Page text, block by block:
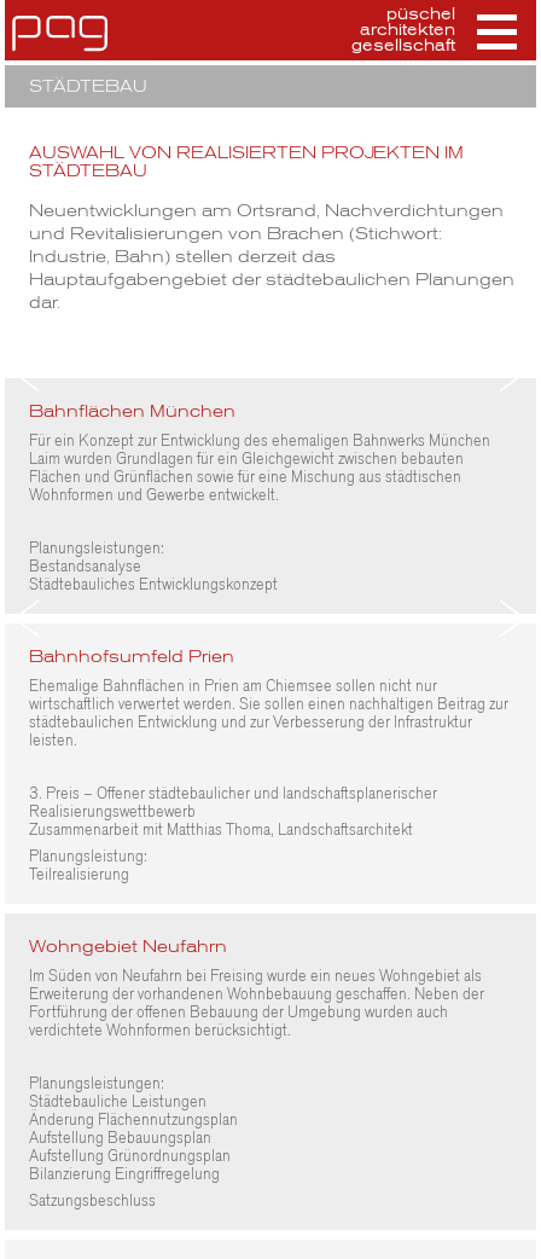
püschel
architekten
gesellschaft
STÄDTEBAU
AUSWAHL VON REALISIERTEN PROJEKTEN IM
STÄDTEBAU
Neuentwicklungen am Ortsrand, Nachverdichtungen
und Revitalisierungen von Brachen (Stichwort:
Industrie, Bahn) stellen derzeit das
Hauptaufgabengebiet der städtebaulichen Planungen
dar.
Bahnflächen München
Für ein Konzept zur Entwicklung des ehemaligen Bahnwerks München
Laim wurden Grundlagen für ein Gleichgewicht zwischen bebauten
Flächen und Grünflächen sowie für eine Mischung aus städtischen
Wohnformen und Gewerbe entwickelt.
Planungsleistungen:
Bestandsanalyse
Städtebauliches Entwicklungskonzept
Bahnhofsumfeld Prien
Ehemalige Bahnflächen in Prien am Chiemsee sollen nicht nur
wirtschaftlich verwertet werden. Sie sollen einen nachhaltigen Beitrag zur
städtebaulichen Entwicklung und zur Verbesserung der Infrastruktur
leisten.
3. Preis – Offener städtebaulicher und landschaftsplanerischer
Realisierungswettbewerb
Zusammenarbeit mit Matthias Thoma, Landschaftsarchitekt
Planungsleistung:
Teilrealisierung
Wohngebiet Neufahrn
Im Süden von Neufahrn bei Freising wurde ein neues Wohngebiet als
Erweiterung der vorhandenen Wohnbebauung geschaffen. Neben der
Fortführung der offenen Bebauung der Umgebung wurden auch
verdichtete Wohnformen berücksichtigt.
Planungsleistungen:
Städtebauliche Leistungen
Änderung Flächennutzungsplan
Aufstellung Bebauungsplan
Aufstellung Grünordnungsplan
Bilanzierung Eingriffregelung
Satzungsbeschluss